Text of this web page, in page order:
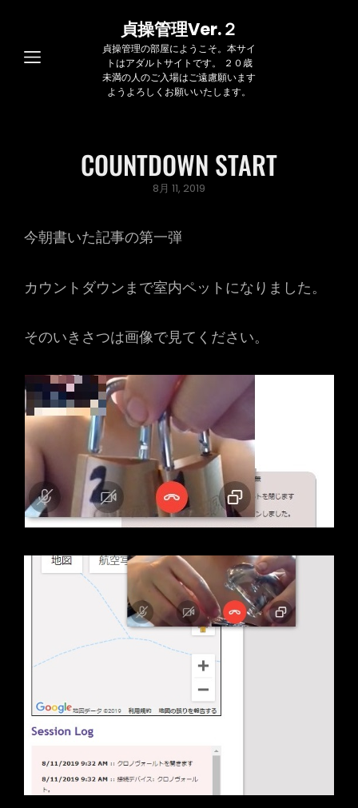
貞操管理Ver.２
貞操管理の部屋にようこそ。本サイ
トはアダルトサイトです。 ２０歳
未満の人のご入場はご遠慮願います
ようよろしくお願いいたします。
COUNTDOWN START
Posted
8月 11, 2019
今朝書いた記事の第一弾
カウントダウンまで室内ペットになりました。
そのいきさつは画像で見てください。